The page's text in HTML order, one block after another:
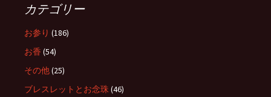
カテゴリー
お参り (186)
お香 (54)
その他(25)
ブレスレットとお念珠 (46)